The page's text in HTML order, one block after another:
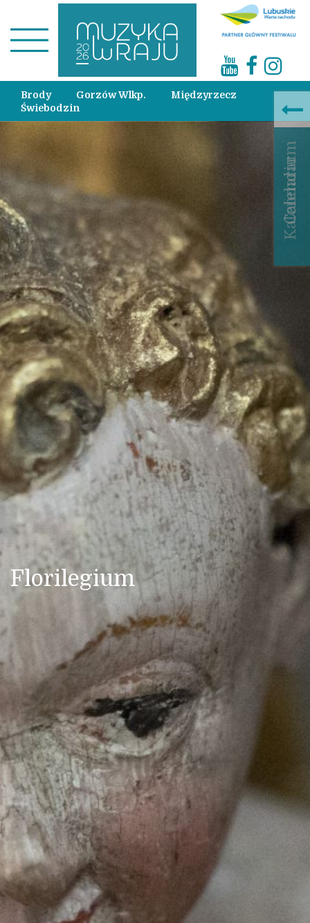
Brody Gorzów Wlkp.
Międzyrzecz
Świebodzin
Florilegium
Calendar